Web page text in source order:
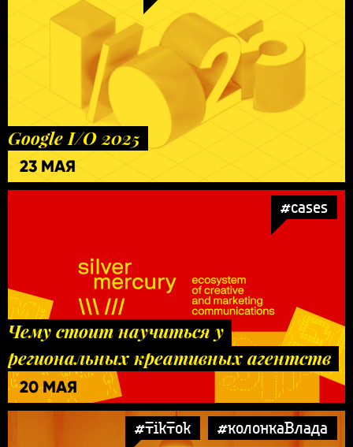
Google I/O 2025
23 МАЯ
#cases
Чему стоит научиться у
региональных креативных агентств
20 МАЯ
#TikTok
#колонкаВлада